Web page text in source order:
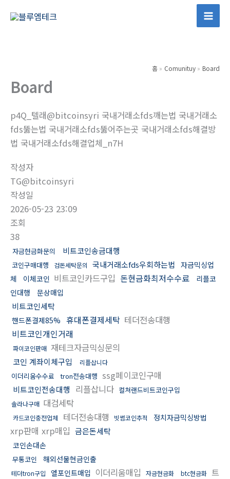
Main
홈 Comunituy Board
Board
p4Q_텔래@bitcoinsyri 국내거래소fds깨는법 국내거래소
fds뚫는법 국내거래소fds뚫어주는곳 국내거래소fds해결방
법 국내거래소fds해결업체_n7H
작성자
TG@bitcoinsyri
작성일
2026-05-23 23:09
조회
38
자금현금화문의 비트코인송금대행
코인구매대행 검돈세탁문의 국내거래소fds우회하는법 자금믹싱업
체
이체코인 비트코인카드구입 돈현금화최저수수료
리플코
인대행
문상매입
비트코인세탁
핸드폰결제85% 휴대폰결제세탁 테더전송대행
비트코인개인거래
파이코인판매 재테크자금믹싱문의
코인 계좌이체구입 리플삽니다
이더리움수수료 tron전송대행 ssg페이코인구매
비트코인전송대행 리플삽니다 컬쳐랜드비트코인구입
솔라나구매 대검세탁
카드코인충전업체 테더전송대행 빗썸코인추적 정치자금믹싱방법
xrp판매 xrp매입 금은돈세탁
코인손대손
무통코인 해외선물현금인출
테더tron구입 엘포인트매입 이더리움매입 자금현금화 btc현금화 트